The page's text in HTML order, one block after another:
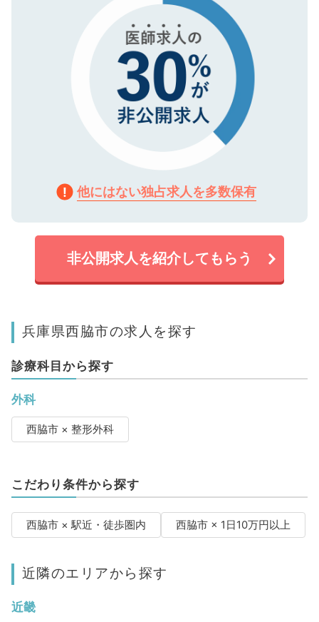
他にはない独占求人を多数保有
非公開求人を紹介してもらう
兵庫県西脇市の求人を探す
診療科目から探す
外科
西脇市 × 整形外科
こだわり条件から探す
西脇市 × 駅近・徒歩圏内 西脇市 × 1日10万円以上
近隣のエリアから探す
近畿